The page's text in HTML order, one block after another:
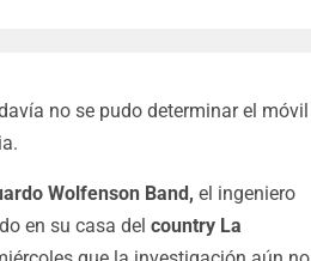
no se pudo determinar el móvil
Wolfenson Band, el ingeniero
en su casa del country La